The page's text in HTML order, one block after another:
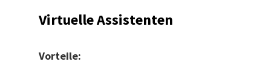
Virtuelle Assistenten
Vorteile: